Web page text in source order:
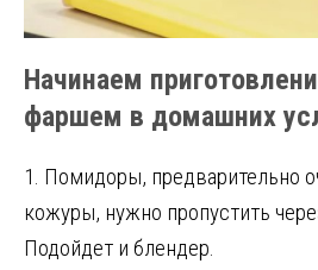
Начинаем
фаршем в домашних
1. Помидоры, предварительно
кожуры, нужно пропустить
Подойдет и блендер.